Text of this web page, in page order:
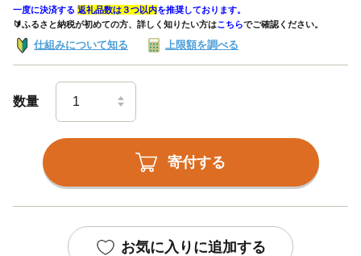
一度に決済する 返礼品数は３つ以内を推奨しております。
🔰ふるさと納税が初めての方、詳しく知りたい方はこちらでご確認ください。
仕組みについて知る 上限額を調べる
数量
寄付する
お気に入りに追加する